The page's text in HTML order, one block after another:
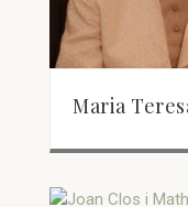
Maria